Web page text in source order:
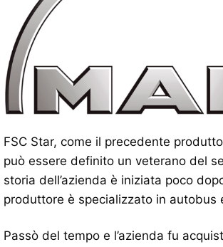
FSC Star, come il precedente
può essere definito un veterano del
storia dell’azienda è iniziata poco
produttore è specializzato in autobus
Passò del tempo e l’azienda fu